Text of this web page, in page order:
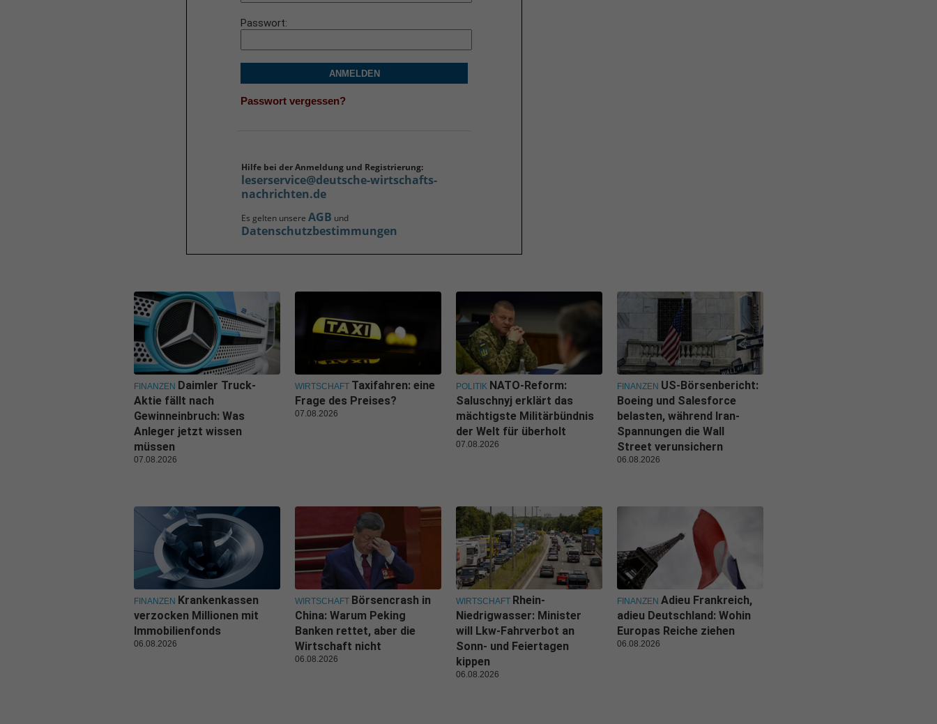
Passwort
ANMELDEN
Passwort vergessen?
Hilfe bei der Anmeldung und Registrierung:
leserservice@deutsche-wirtschafts-
nachrichten.de
Es gelten unsere AGB und
Datenschutzbestimmungen
FINANZEN Daimler Truck-
Aktie fällt nach
Gewinneinbruch: Was
Anleger jetzt wissen
müssen
07.08.2026
WIRTSCHAFT Taxifahren: eine
Frage des Preises?
07.08.2026
POLITIK NATO-Reform:
Saluschnyj erklärt das
mächtigste Militärbündnis
der Welt für überholt
07.08.2026
FINANZEN US-Börsenbericht:
Boeing und Salesforce
belasten, während Iran-
Spannungen die Wall
Street verunsichern
06.08.2026
FINANZEN Krankenkassen
verzocken Millionen mit
Immobilienfonds
06.08.2026
WIRTSCHAFT Börsencrash in
China: Warum Peking
Banken rettet, aber die
Wirtschaft nicht
06.08.2026
WIRTSCHAFT Rhein-
Niedrigwasser: Minister
will Lkw-Fahrverbot an
Sonn- und Feiertagen
kippen
06.08.2026
FINANZEN Adieu Frankreich,
adieu Deutschland: Wohin
Europas Reiche ziehen
06.08.2026